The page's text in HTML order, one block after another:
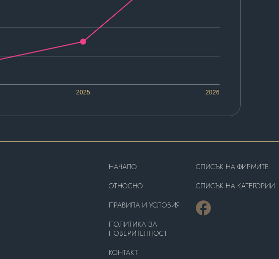
2025 2026
HAЧАЛО
OТНОСНО
ПРАВИЛА И УСЛОВИЯ
ПОЛИТИКА ЗА
ПОВЕРИТЕЛНОСТ
КОНТАКТ
СПИСЪК НА ФИРМИТЕ
СПИСЪК НА КАТЕГОРИИ